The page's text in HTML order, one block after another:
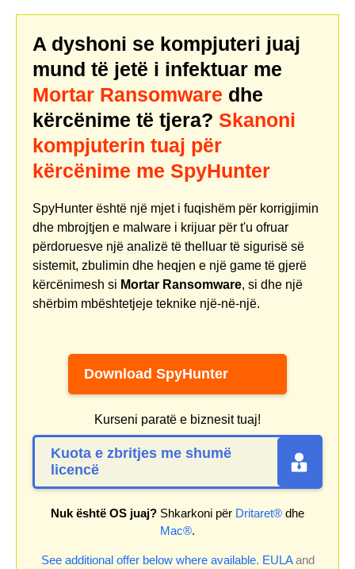
A dyshoni se kompjuteri juaj
mund të jetë i infektuar me
Mortar Ransomware dhe
kërcënime të tjera? Skanoni
kompjuterin tuaj për
kërcënime me SpyHunter
SpyHunter është një mjet i fuqishëm për korrigjimin
dhe mbrojtjen e malware i krijuar për t'u ofruar
përdoruesve një analizë të thelluar të sigurisë së
sistemit, zbulimin dhe heqjen e një game të gjerë
kërcënimesh si Mortar Ransomware, si dhe një
shërbim mbështetjeje teknike një-në-një.
Download SpyHunter
Kurseni paratë e biznesit tuaj!
Kuota e zbritjes me shumë
licencë
Nuk është OS juaj? Shkarkoni për Dritaret® dhe
Mac®.
See additional offer below where available. EULAand